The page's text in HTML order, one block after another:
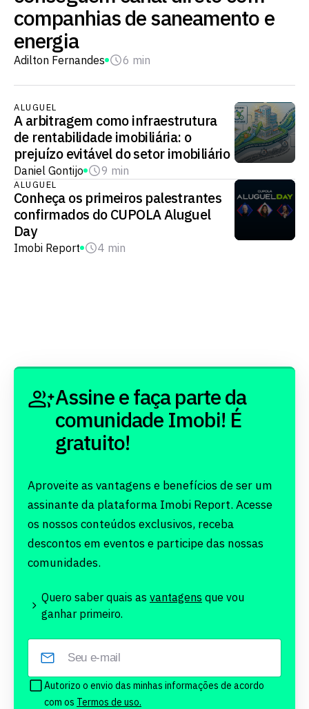
companhias de saneamento e
energia
Adilton Fernandes 6 min
ALUGUEL
A arbitragem como infraestrutura
de rentabilidade imobiliária: o
prejuízo evitável do setor imobiliário
Daniel Gontijo 9 min
ALUGUEL
Conheça os primeiros palestrantes
confirmados do CUPOLA Aluguel
Day
Imobi Report 4 min
Assine e faça parte da
comunidade Imobi! É
gratuito!
Aproveite as vantagens e benefícios de ser um
assinante da plataforma Imobi Report. Acesse
os nossos conteúdos exclusivos, receba
descontos em eventos e participe das nossas
comunidades.
Quero saber quais as vantagens que vou
ganhar primeiro.
Autorizo o envio das minhas informações de acordo
com os Termos de uso.